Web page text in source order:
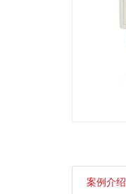
案例介绍